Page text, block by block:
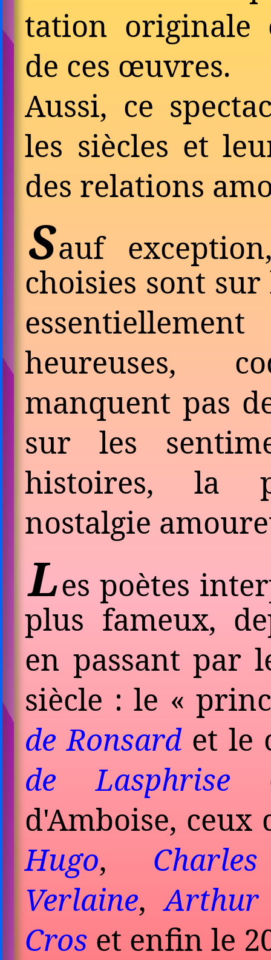
tation ori­gi­nale
de ces œuvres.
Aussi, ce
les siècles et
des relations
Sauf
choisies sont
heureuses,
manquent pas
sur les
histoires, la
nostalgie
Les poètes
plus fameux,
en passant par
siècle : le «
de Ronsardet le
de Lasphrise
d'Amboise, ceux
Hugo,
Verlaine,Arthur
Cros et enfin le